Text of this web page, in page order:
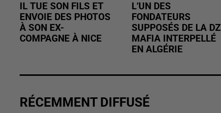
IL TUE SON FILS ET
ENVOIE DES PHOTOS
À SON EX-
COMPAGNE À NICE
L’UN DES
FONDATEURS
SUPPOSÉS DE LA DZ
MAFIA INTERPELLÉ
EN ALGÉRIE
RÉCEMMENT DIFFUSÉ